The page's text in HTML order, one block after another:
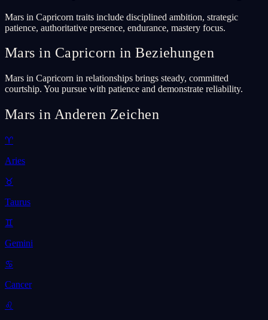
Mars in Capricorn traits include disciplined ambition, strategic
patience, authoritative presence, endurance, mastery focus.
Mars in Capricorn in Beziehungen
Mars in Capricorn in relationships brings steady, committed
courtship. You pursue with patience and demonstrate reliability.
Mars in Anderen Zeichen
♈
Aries
♉
Taurus
♊
Gemini
♋
Cancer
♌